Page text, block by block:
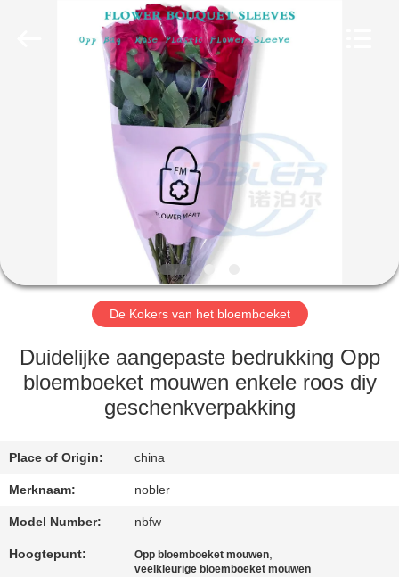
PRODUCTEN
OVER
ONS
FABRIEKSTOCHT
KWALITEITSCONTROLE
NEEM
CONTACT
MET
ONS
De Kokers van het bloemboeket
Duidelijke aangepaste bedrukking Opp
bloemboeket mouwen enkele roos diy
geschenkverpakking
Place of Origin: china
Merknaam: nobler
Model Number: nbfw
Hoogtepunt: Opp bloemboeket mouwen,
veelkleurige bloemboeket mouwen